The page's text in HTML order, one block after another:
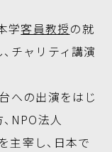
学客員教授の就
チャリティ講演
への出演をはじ
NPO法人
宰し、日本で